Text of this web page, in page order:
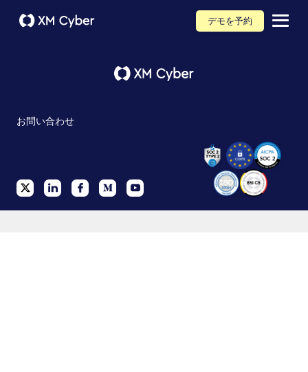
デモを予約
お問い合わせ